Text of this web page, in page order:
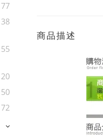
77
38
55
20
50
72
商品描述